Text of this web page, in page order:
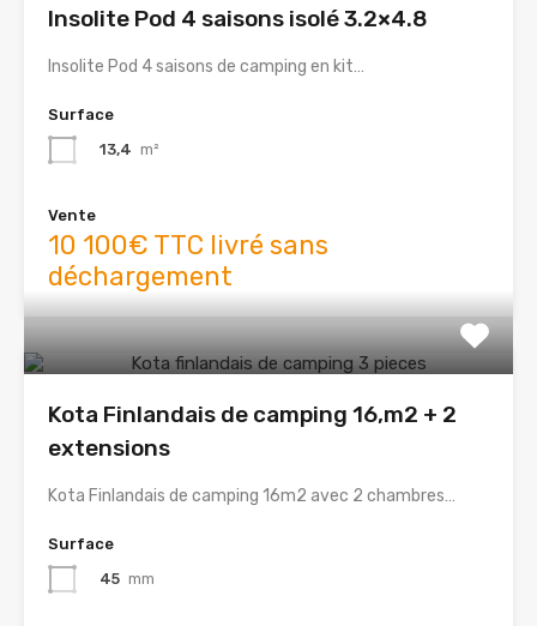
Insolite Pod 4 saisons isolé 3.2×4.8
Insolite Pod 4 saisons de camping en kit…
Surface
13,4 m²
Vente
10 100€ TTC livré sans
déchargement
Kota Finlandais de camping 16,m2 + 2
extensions
Kota Finlandais de camping 16m2 avec 2 chambres…
Surface
45 mm